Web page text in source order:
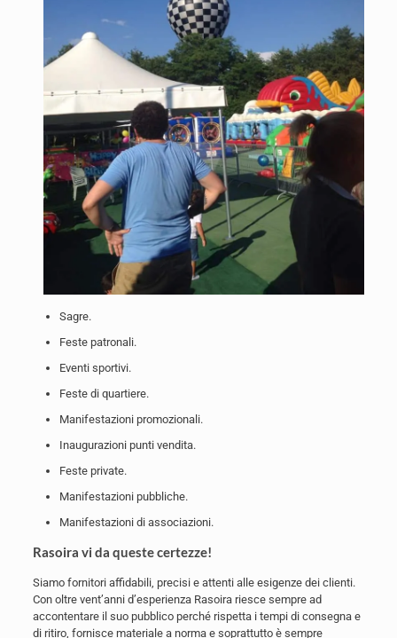
Sagre.
Feste patronali.
Eventi sportivi.
Feste di quartiere.
Manifestazioni promozionali.
Inaugurazioni punti vendita.
Feste private.
Manifestazioni pubbliche.
Manifestazioni di associazioni.
Rasoira vi da queste certezze!
Siamo fornitori affidabili, precisi e attenti alle esigenze dei clienti.
Con oltre vent’anni d’esperienza Rasoira riesce sempre ad
accontentare il suo pubblico perché rispetta i tempi di consegna e
di ritiro, fornisce materiale a norma e soprattutto è sempre